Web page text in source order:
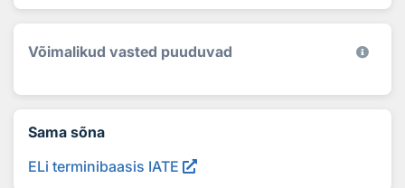
Võimalikud vasted puuduvad
Sama sõna
ELi terminibaasis IATE